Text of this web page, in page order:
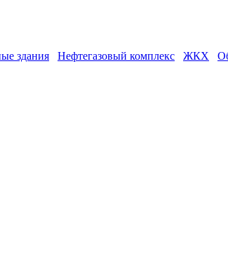
здания Нефтегазовый комплекс ЖКХ